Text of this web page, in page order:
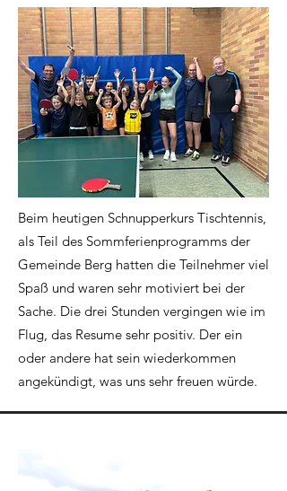
Beim heutigen Schnupperkurs Tischtennis,
als Teil des Sommferienprogramms der
Gemeinde Berg hatten die Teilnehmer viel
Spaß und waren sehr motiviert bei der
Sache. Die drei Stunden vergingen wie im
Flug, das Resume sehr positiv. Der ein
oder andere hat sein wiederkommen
angekündigt, was uns sehr freuen würde.